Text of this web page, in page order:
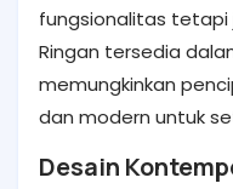
fungsionalitas tetapi
Ringan tersedia
memungkinkan
dan modern untuk
Desain